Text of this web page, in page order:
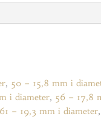
, 50 – 15,8 mm i
i diameter, 56 – 17,8
61 – 19,3 mm i diameter,